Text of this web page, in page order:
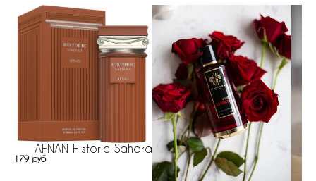
AFNAN Historic Sahara
179 руб